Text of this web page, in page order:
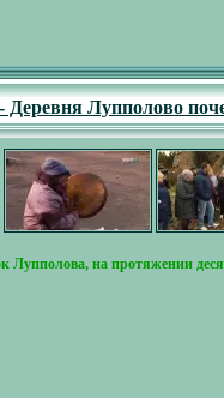
Деревня Лупполово
Лупполова, на протяжении